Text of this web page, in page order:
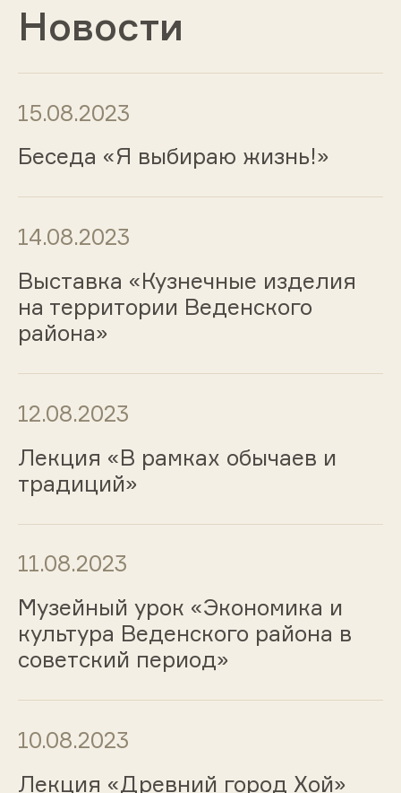
Новости
15.08.2023
Беседа «Я выбираю жизнь!»
14.08.2023
Выставка «Кузнечные изделия
на территории Веденского
района»
12.08.2023
Лекция «В рамках обычаев и
традиций»
11.08.2023
Музейный урок «Экономика и
культура Веденского района в
советский период»
10.08.2023
Лекция «Древний город Хой»